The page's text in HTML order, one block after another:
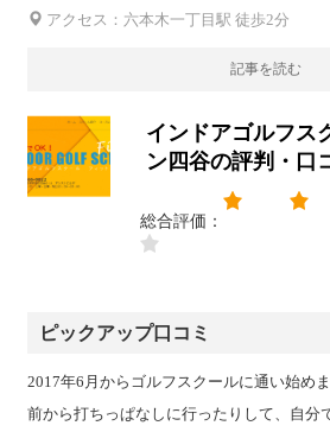
アクセス：六本木一丁目駅 徒歩2分
記事を読む
インドアゴルフス
ン四谷の評判・口
総合評価：
ピックアップ口コミ
2017年6月からゴルフスクールに通い始め
前から打ちっぱなしに行ったりして、自分